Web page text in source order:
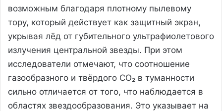
возможным благодаря плотному пылевому
тору, который действует как защитный экран,
укрывая лёд от губительного ультрафиолетового
излучения центральной звезды. При этом
исследователи отмечают, что соотношение
газообразного и твёрдого CO₂ в туманности
сильно отличается от того, что наблюдается в
областях звездообразования. Это указывает на